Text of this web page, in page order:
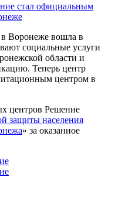
стал официальным
Воронеже вошла в
социальные услуги
области и
Теперь центр
центром в
центров Решение
защиты населения
» за оказанное